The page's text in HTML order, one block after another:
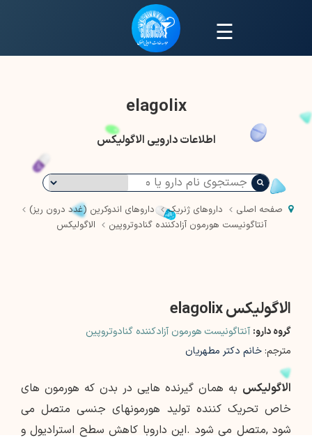
☰
elagolix
اطلاعات دارویی الاگولیکس
صفحه اصلی داروهای ژنریک
داروهای اندوکرین (غدد درون ریز)
آنتاگونیست هورمون آزادکننده گنادوتروپین
الاگولیکس
الاگولیکس elagolix
گروه دارو: آنتاگونیست هورمون آزادکننده گنادوتروپین
مترجم: خانم دکتر مطهریان
الاگولیکس به همان گیرنده هایی در بدن که هورمون های
خاص تحریک کننده تولید هورمونهای جنسی متصل می
شود ,متصل می شود .این داروبا کاهش سطح استرادیول و